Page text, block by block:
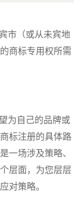
市（或从未宾地
商标专用权所需
为自己的品牌或
标注册的具体路
一场涉及策略、
层面，为您层层
对策略。